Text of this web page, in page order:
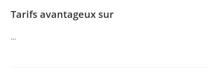
Tarifs avantageux sur
…